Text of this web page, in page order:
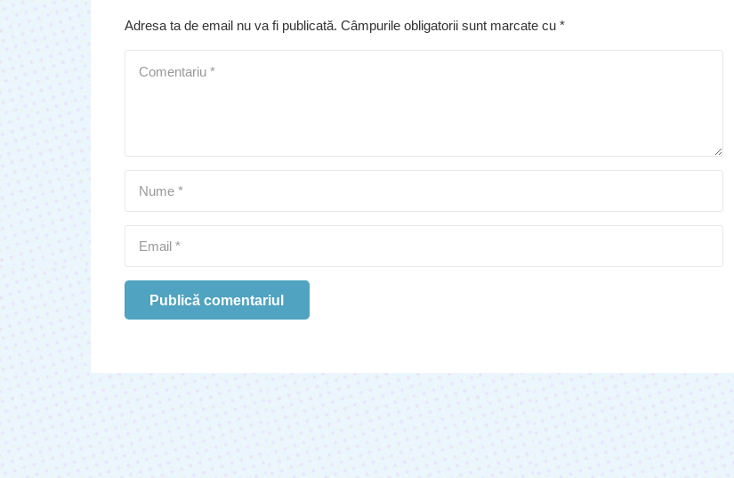
Adresa ta de email nu va fi publicată. Câmpurile obligatorii sunt marcate cu *
Publică comentariul